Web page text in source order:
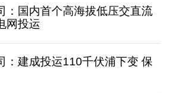
：国内首个高海拔低压交直流
网投运
：建成投运110千伏浦下变 保